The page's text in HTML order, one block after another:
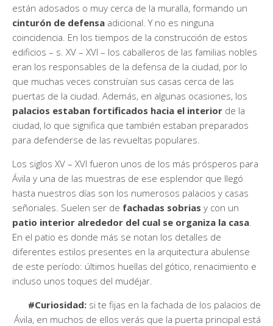
están adosados o muy cerca de la muralla, formando un
cinturón de defensa adicional. Y no es ninguna
coincidencia. En los tiempos de la construcción de estos
edificios – s. XV – XVI – los caballeros de las familias nobles
eran los responsables de la defensa de la ciudad, por lo
que muchas veces construían sus casas cerca de las
puertas de la ciudad. Además, en algunas ocasiones, los
palacios estaban fortificados hacia el interior de la
ciudad, lo que significa que también estaban preparados
para defenderse de las revueltas populares.
Los siglos XV – XVI fueron unos de los más prósperos para
Ávila y una de las muestras de ese esplendor que llegó
hasta nuestros días son los numerosos palacios y casas
señoriales. Suelen ser de fachadas sobrias y con un
patio interior alrededor del cual se organiza la casa
En el patio es donde más se notan los detalles de
diferentes estilos presentes en la arquitectura abulense
de este período: últimos huellas del gótico, renacimiento e
incluso unos toques del mudéjar.
#Curiosidad: si te fijas en la fachada de los palacios de
Ávila, en muchos de ellos verás que la puerta principal está